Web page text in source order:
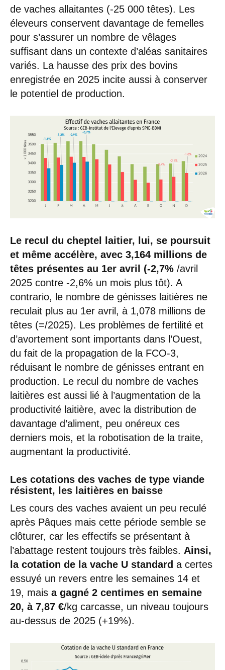
de vaches allaitantes (-25 000 têtes). Les
éleveurs conservent davantage de femelles
pour s’assurer un nombre de vêlages
suffisant dans un contexte d’aléas sanitaires
variés. La hausse des prix des bovins
enregistrée en 2025 incite aussi à conserver
le potentiel de production.
Le recul du cheptel laitier, lui, se poursuit
et même accélère, avec 3,164 millions de
têtes présentes au 1er avril (-2,7% /avril
2025 contre -2,6% un mois plus tôt). A
contrario, le nombre de génisses laitières ne
reculait plus au 1er avril, à 1,078 millions de
têtes (=/2025). Les problèmes de fertilité et
d’avortement sont importants dans l’Ouest,
du fait de la propagation de la FCO-3,
réduisant le nombre de génisses entrant en
production. Le recul du nombre de vaches
laitières est aussi lié à l’augmentation de la
productivité laitière, avec la distribution de
davantage d’aliment, peu onéreux ces
derniers mois, et la robotisation de la traite,
augmentant la productivité.
Les cotations des vaches de type viande
résistent, les laitières en baisse
Les cours des vaches avaient un peu reculé
après Pâques mais cette période semble se
clôturer, car les effectifs se présentant à
l’abattage restent toujours très faibles. Ainsi,
la cotation de la vache U standard a certes
essuyé un revers entre les semaines 14 et
19, mais a gagné 2 centimes en semaine
20, à 7,87 €/kg carcasse, un niveau toujours
au-dessus de 2025 (+19%).